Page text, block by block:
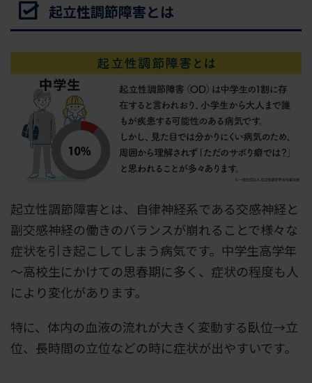
起立性調節障害とは
起立性調節障害とは、自律神経系である交感神経と
副交感神経の働きのバランスが崩れることで様々な
症状を引き起こしてしまう病気です。中学生高学年
～高校生にかけての思春期に多く、症状の程度も人
により変化があります。
特に、体内の血液の流れが大きく変動する臥位→立
位、長時間の立位などの時に症状が出やすいです。